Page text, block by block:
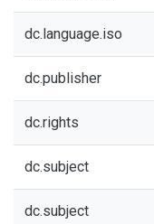
dc.language.iso
dc.publisher
dc.rights
dc.subject
dc.subject